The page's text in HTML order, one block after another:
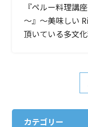
『ペルー料理講
～』～美味しい
頂いている多文
カテゴリー